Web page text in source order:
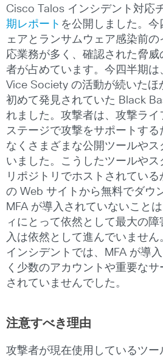
Cisco Talos インシデント対応
期レポート を公開しました。
ェアとランサムウェア感染前
応業務が多く、確認された脅
者が占めています。今四半期は
Vice Society の活動が続いた
初めて発見されていた Black
れました。攻撃者は、攻撃ラ
ステージで攻撃をサポートす
なくさまざまな公開ツールやス
いました。こうしたツールや
リポジトリでホストされてい
の Web サイトから無料でダウ
MFA が導入されていないこと
ィにとって依然として最大の
入は依然として進んでいませ
インシデントでは、MFA が導
く少数のアカウントや重要な
されていませんでした。
注意すべき理由
攻撃者が現在使用しているツー